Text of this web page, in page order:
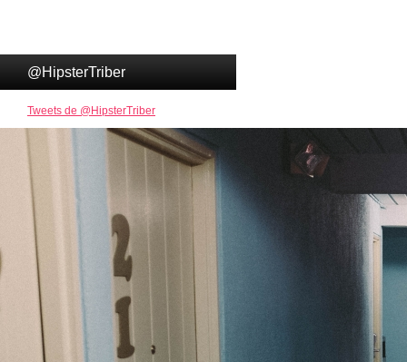
@HipsterTriber
Tweets de @HipsterTriber